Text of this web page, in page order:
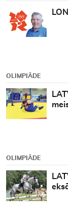
OLIMPIĀDE
OLIMPIĀDE